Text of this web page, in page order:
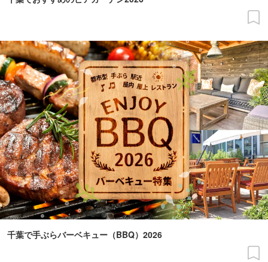
千葉で手ぶらバーベキュー（BBQ）2026